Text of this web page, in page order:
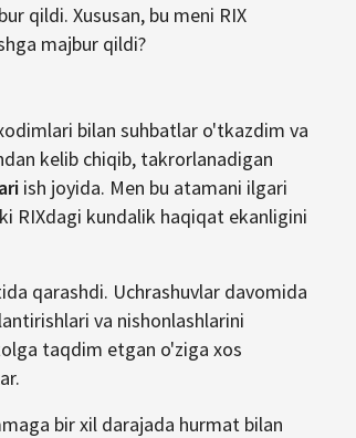
qildi. Xususan, bu meni RIX
majbur qildi?
bilan suhbatlar o'tkazdim va
kelib chiqib, takrorlanadigan
ish joyida. Men bu atamani ilgari
RIXdagi kundalik haqiqat ekanligini
qarashdi. Uchrashuvlar davomida
va nishonlashlarini
taqdim etgan o'ziga xos
bir xil darajada hurmat bilan